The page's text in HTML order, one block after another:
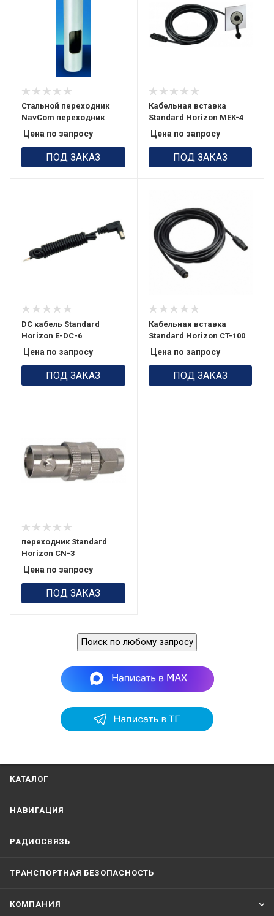
Стальной переходник
NavCom переходник
Цена по запросу
ПОД ЗАКАЗ
Кабельная вставка
Standard Horizon MEK-4
Цена по запросу
ПОД ЗАКАЗ
DC кабель Standard
Horizon E-DC-6
Цена по запросу
ПОД ЗАКАЗ
Кабельная вставка
Standard Horizon CT-100
Цена по запросу
ПОД ЗАКАЗ
переходник Standard
Horizon CN-3
Цена по запросу
ПОД ЗАКАЗ
Поиск по любому запросу
КАТАЛОГ
НАВИГАЦИЯ
РАДИОСВЯЗЬ
ТРАНСПОРТНАЯ БЕЗОПАСНОСТЬ
КОМПАНИЯ